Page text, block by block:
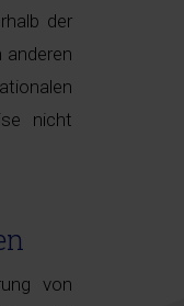
der
anderen
nicht
von